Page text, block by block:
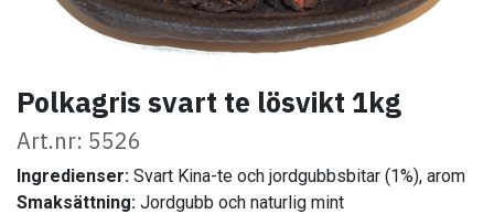
Polkagris svart te lösvikt 1kg
Art.nr: 5526
Ingredienser: Svart Kina-te och jordgubbsbitar (1%), arom
Smaksättning: Jordgubb och naturlig mint